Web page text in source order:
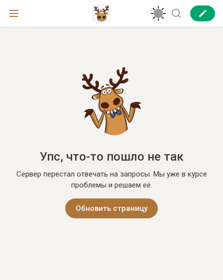
Упс, что-то пошло не так
Сервер перестал отвечать на запросы. Мы уже в курсе
проблемы и решаем её.
Обновить страницу